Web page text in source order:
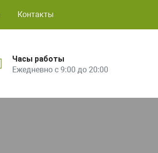
Контакты
Часы работы
Ежедневно с 9:00 до 20:00